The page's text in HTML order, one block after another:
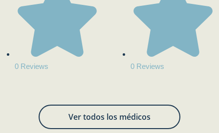
0 Reviews 0 Reviews
Ver todos los médicos